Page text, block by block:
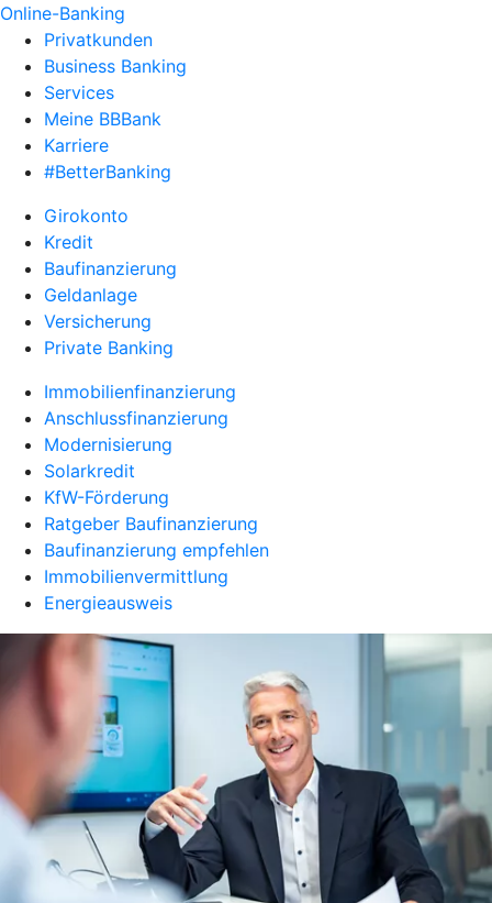
Online-Banking
Privatkunden
Business Banking
Services
Meine BBBank
Karriere
#BetterBanking
Girokonto
Kredit
Baufinanzierung
Geldanlage
Versicherung
Private Banking
Immobilienfinanzierung
Anschlussfinanzierung
Modernisierung
Solarkredit
KfW-Förderung
Ratgeber Baufinanzierung
Baufinanzierung empfehlen
Immobilienvermittlung
Energieausweis